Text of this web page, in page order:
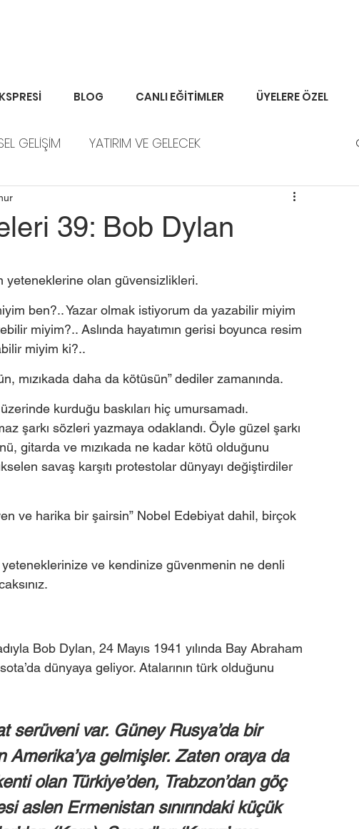
BLOG CANLI EĞİTİMLER ÜYELERE ÖZEL
GELİŞİM YATIRIM VE GELECEK
39: Bob Dylan
yeteneklerine olan güvensizlikleri.
ben?.. Yazar olmak istiyorum da yazabilir miyim
miyim?.. Aslında hayatımın gerisi boyunca resim
miyim ki?..
mızıkada daha da kötüsün” dediler zamanında.
kurduğu baskıları hiç umursamadı.
şarkı sözleri yazmaya odaklandı. Öyle güzel şarkı
gitarda ve mızıkada ne kadar kötü olduğunu
savaş karşıtı protestolar dünyayı değiştirdiler
ve harika bir şairsin” Nobel Edebiyat dahil, birçok
ve kendinize güvenmenin ne denli
Bob Dylan, 24 Mayıs 1941 yılında Bay Abraham
dünyaya geliyor. Atalarının türk olduğunu
serüveni var. Güney Rusya’da bir
Amerika’ya gelmişler. Zaten oraya da
olan Türkiye’den, Trabzon’dan göç
aslen Ermenistan sınırındaki küçük